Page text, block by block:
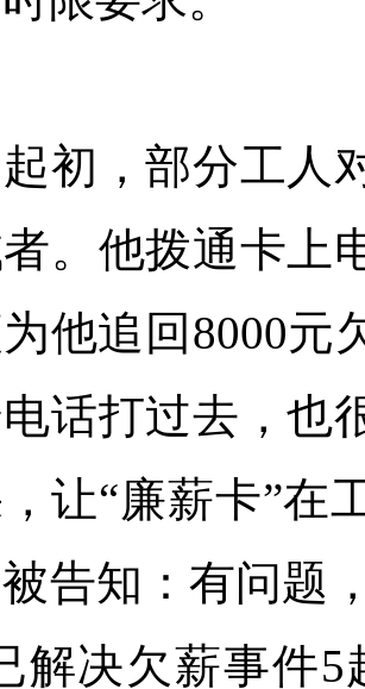
，部分工人对
。他拨通卡上
为他追回8000
话打过去，也
让“廉薪卡”在
告知：有问题
解决欠薪事件5